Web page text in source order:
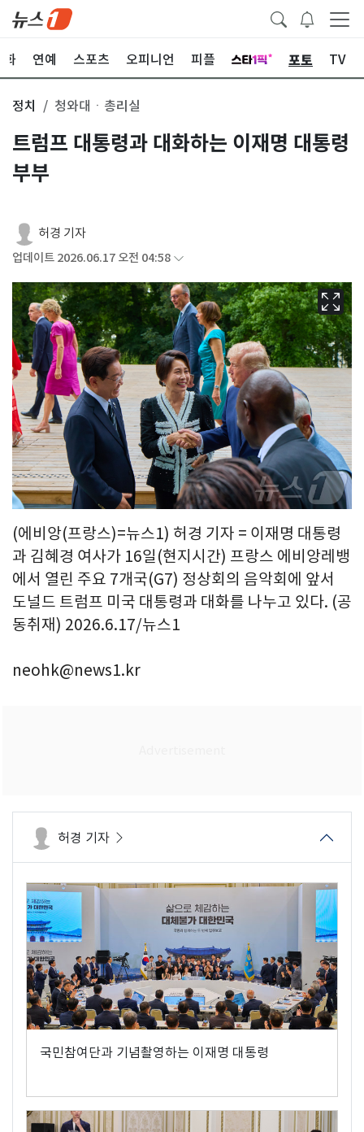
화 연예 스포츠 오피니언 피플 포토 TV
정치 청와대ㆍ총리실
트럼프 대통령과 대화하는 이재명 대통령
부부
허경 기자
업데이트 2026.06.17 오전 04:58
(에비앙(프랑스)=뉴스1) 허경 기자 = 이재명 대통령
과 김혜경 여사가 16일(현지시간) 프랑스 에비앙레뱅
에서 열린 주요 7개국(G7) 정상회의 음악회에 앞서
도널드 트럼프 미국 대통령과 대화를 나누고 있다. (공
동취재) 2026.6.17/뉴스1
neohk@news1.kr
허경 기자
국민참여단과 기념촬영하는 이재명 대통령